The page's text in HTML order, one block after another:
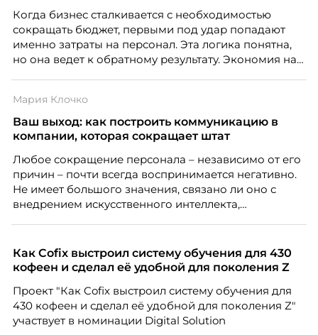
Когда бизнес сталкивается с необходимостью
сокращать бюджет, первыми под удар попадают
именно затраты на персонал. Эта логика понятна,
но она ведет к обратному результату. Экономия на
значит – сокращает доходы бизнеса.
Мария Клочко
Ваш выход: как построить коммуникацию в
компании, которая сокращает штат
Любое сокращение персонала – независимо от его
причин – почти всегда воспринимается негативно.
Не имеет большого значения, связано ли оно с
внедрением искусственного интеллекта,
структуры компании. Для сотрудников сокращения
означают потерю стабильности, а для внешнего
рынка становятся сигналом о возможных
проблемах организации. В результате увольнения
нередко превращаются в фактор, который
негативно влияет HR-бренд работодателя.
Как Cofix выстроил систему обучения для 430
кофеен и сделал её удобной для поколения Z
Проект "Как Cofix выстроил систему обучения для
430 кофеен и сделал её удобной для поколения Z"
участвует в номинации Digital Solution